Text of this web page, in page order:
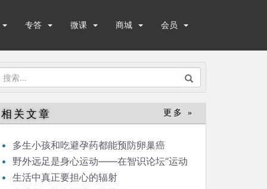
专答 微课 商城 会员
搜
：
相关文章 更多 »
多生小孩和吃避孕药都能预防卵巢癌
野外远足是身心运动——在智识论坛“运动
与健康”的发言
生活中真正要担心的辐射